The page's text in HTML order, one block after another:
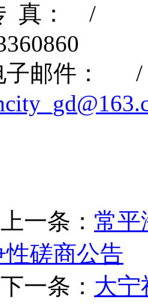
真
子邮
上一条： 常平
性磋商公告
下一条： 大宁